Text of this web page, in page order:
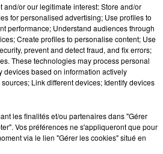
2 min 23 sec
or our legitimate interest: Store and/or
for personalised advertising; Use profiles to
performance; Understand audiences through
Create profiles to personalise content; Use
prevent and detect fraud, and fix errors;
These technologies may process personal
devices based on information actively
Link different devices; Identify devices
les finalités et/ou partenaires dans "Gérer
Vos préférences ne s'appliqueront que pour
via le lien "Gérer les cookies" situé en